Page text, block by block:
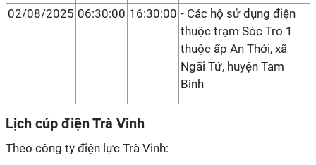
02/08/2025 06:30:00 16:30:00 - Các hộ sử dụng điện
thuộc trạm Sóc Tro 1
thuộc ấp An Thới, xã
Ngãi Tứ, huyện Tam
Bình
Lịch cúp điện Trà Vinh
Theo công ty điện lực Trà Vinh: